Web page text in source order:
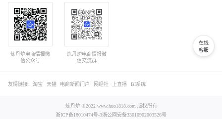
炼丹炉电商情报微
信公众号
炼丹炉电商情报微
信交流群
友情链接：淘宝 天猫 电商新闻门户 网经社 上直播 BI系统
炼丹炉 ©2022 www.huo1818.com 版权所有
浙ICP备18010474号-3浙公网安备33010902003526号
在线
客服